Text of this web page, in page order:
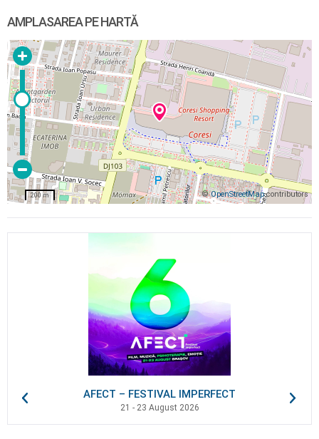
AMPLASAREA PE HARTĂ
©OpenStreetMapcontributors
200 m
AFECT – FESTIVAL IMPERFECT
21 - 23 August 2026